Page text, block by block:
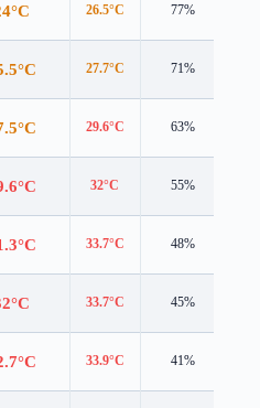
26.5°C 77%
27.7°C 71%
29.6°C 63%
32°C 55%
33.7°C 48%
33.7°C 45%
33.9°C 41%